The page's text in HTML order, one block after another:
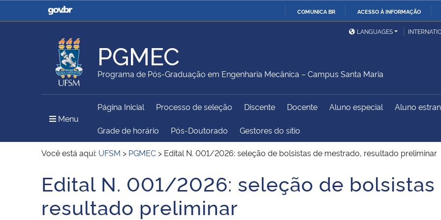
COMUNICA BR ACESSO À INFORMAÇÃO
Casa Civil
Ministério da Justiça e
Ministério da Defesa
Ministério das Relações
Exteriores
Ministério da Agricultura,
Pecuária e Abastecimento
Ministério da Educação
Ministério do Meio Ambiente
Desenvolvimento Regional
Controladoria-Geral da
Institucional
LANGUAGES
PGMEC
Programa de Pós-Graduação em Engenharia Mecânica – Campus Santa Maria
Menu
Página Inicial Processo de seleção Discente Docente Aluno especial Aluno
Grade de horário Pós-Doutorado Gestores do sítio
Você está aqui: UFSM > PGMEC > Edital N. 001/2026: seleção de bolsistas de mestrado, resultado preliminar
Início do conteúdo
Edital N. 001/2026: seleção de bolsistas
resultado preliminar